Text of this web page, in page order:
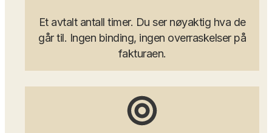
Et avtalt antall timer. Du ser nøyaktig hva de
går til. Ingen binding, ingen overraskelser på
fakturaen.